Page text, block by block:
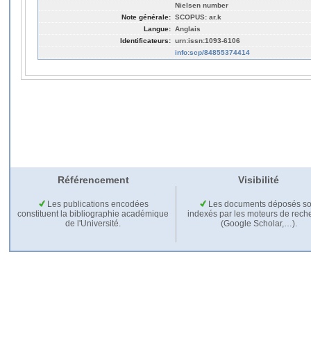
Nielsen number
Note générale: SCOPUS: ar.k
Langue: Anglais
Identificateurs: urn:issn:1093-6106
info:scp/84855374414
Référencement Visibilité
Les publications encodées
constituent la bibliographie académique
de l'Université.
Les documents déposés
indexés par les moteurs de
(Google Scholar,…).